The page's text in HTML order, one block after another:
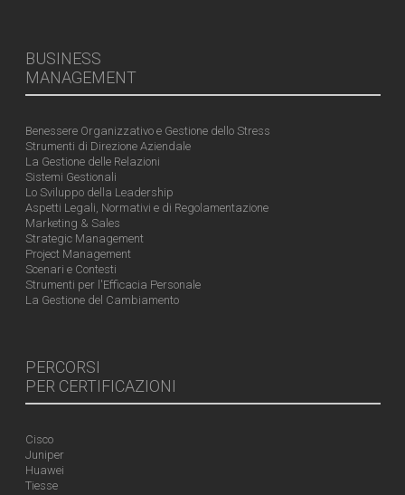
BUSINESS
MANAGEMENT
Benessere Organizzativo e Gestione dello Stress
Strumenti di Direzione Aziendale
La Gestione delle Relazioni
Sistemi Gestionali
Lo Sviluppo della Leadership
Aspetti Legali, Normativi e di Regolamentazione
Marketing & Sales
Strategic Management
Project Management
Scenari e Contesti
Strumenti per l'Efficacia Personale
La Gestione del Cambiamento
PERCORSI
PER CERTIFICAZIONI
Cisco
Juniper
Huawei
Tiesse